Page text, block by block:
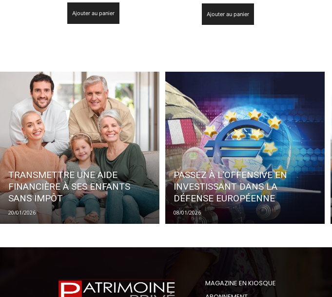
Ajouter au panier Ajouter au panier
TRANSMETTRE UNE AIDE
FINANCIÈRE À SES ENFANTS
SANS IMPÔT
20/01/2026
PASSEZ À L’OFFENSIVE EN
INVESTISSANT DANS LA
DÉFENSE EUROPÉENNE
08/01/2026
MAGAZINE EN KIOSQUE